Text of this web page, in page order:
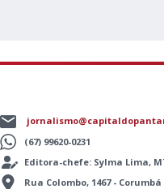
(67) 99620-0231
Editora-chefe: Sylma Lima,
Rua Colombo, 1467 - Corumbá